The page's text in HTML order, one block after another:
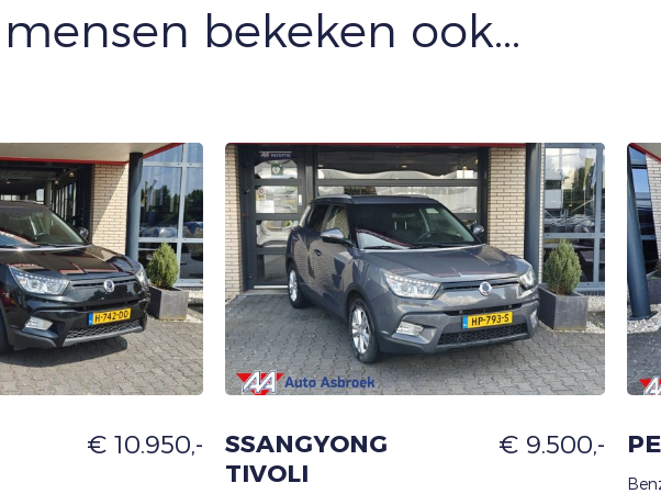
bekeken ook...
€ 10.950,-
SSANGYONG
TIVOLI
€ 9.500,-